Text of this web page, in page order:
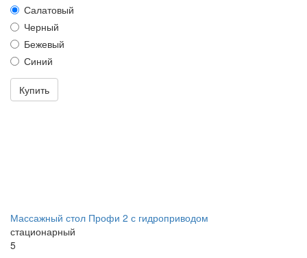
Салатовый
Черный
Бежевый
Синий
Купить
Массажный стол Профи 2 с гидроприводом
стационарный
5